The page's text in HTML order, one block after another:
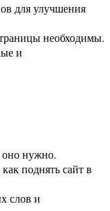
для улучшения
необходимы.
и
оно нужно.
поднять сайт в
слов и